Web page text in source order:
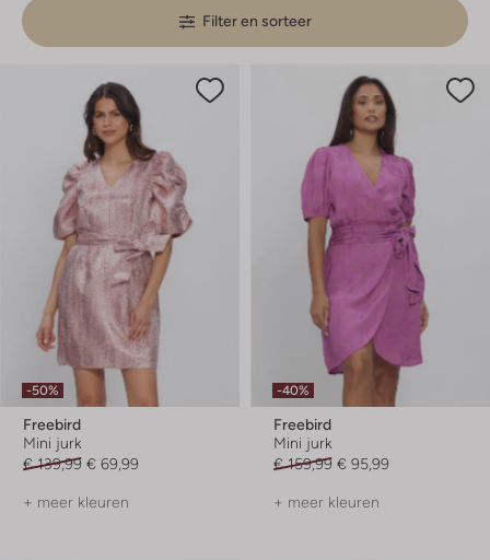
Filter en sorteer
-50%
Freebird
Mini jurk
€ 139,99 € 69,99
+ meer kleuren
-40%
Freebird
Mini jurk
€ 159,99 € 95,99
+ meer kleuren